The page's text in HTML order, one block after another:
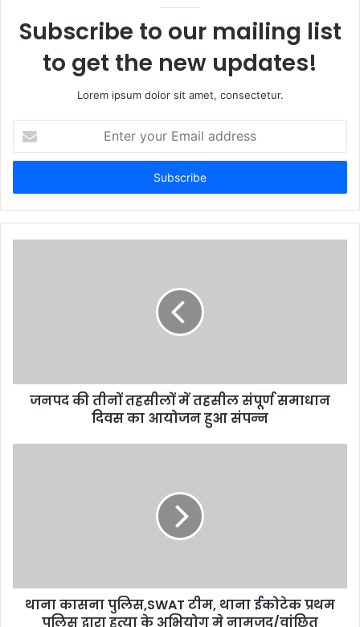
Subscribe to our mailing list
to get the new updates!
Lorem ipsum dolor sit amet, consectetur.
your
Email
जनपद की तीनों तहसीलों में तहसील संपूर्ण समाधान
दिवस का आयोजन हुआ संपन्न
थाना कासना पुलिस,SWAT टीम, थाना ईकोटेक प्रथम
पुलिस द्वारा हत्या के अभियोग मे नामजद/वांछित